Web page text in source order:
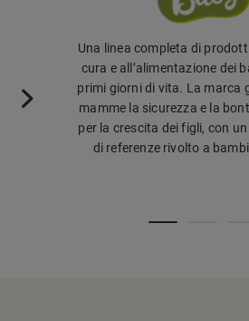
Una linea completa di
cura e all’alimentazione dei
primi giorni di vita. La marca
mamme la sicurezza e la
per la crescita dei figli, con
di referenze rivolto a